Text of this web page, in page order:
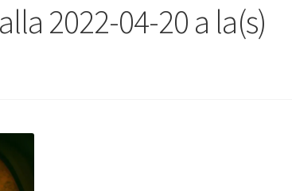
2022-04-20 a la(s)